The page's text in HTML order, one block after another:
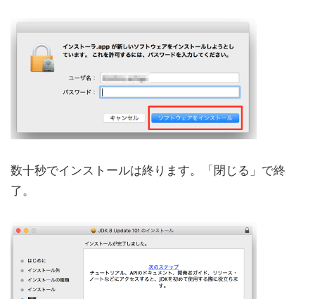
数十秒でインストールは終ります。「閉じる」で終
了。